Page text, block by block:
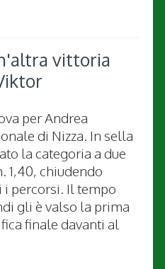
vittoria
per Andrea
di Nizza. In sella
la categoria a due
1,40, chiudendo
percorsi. Il tempo
gli è valso la prima
finale davanti al